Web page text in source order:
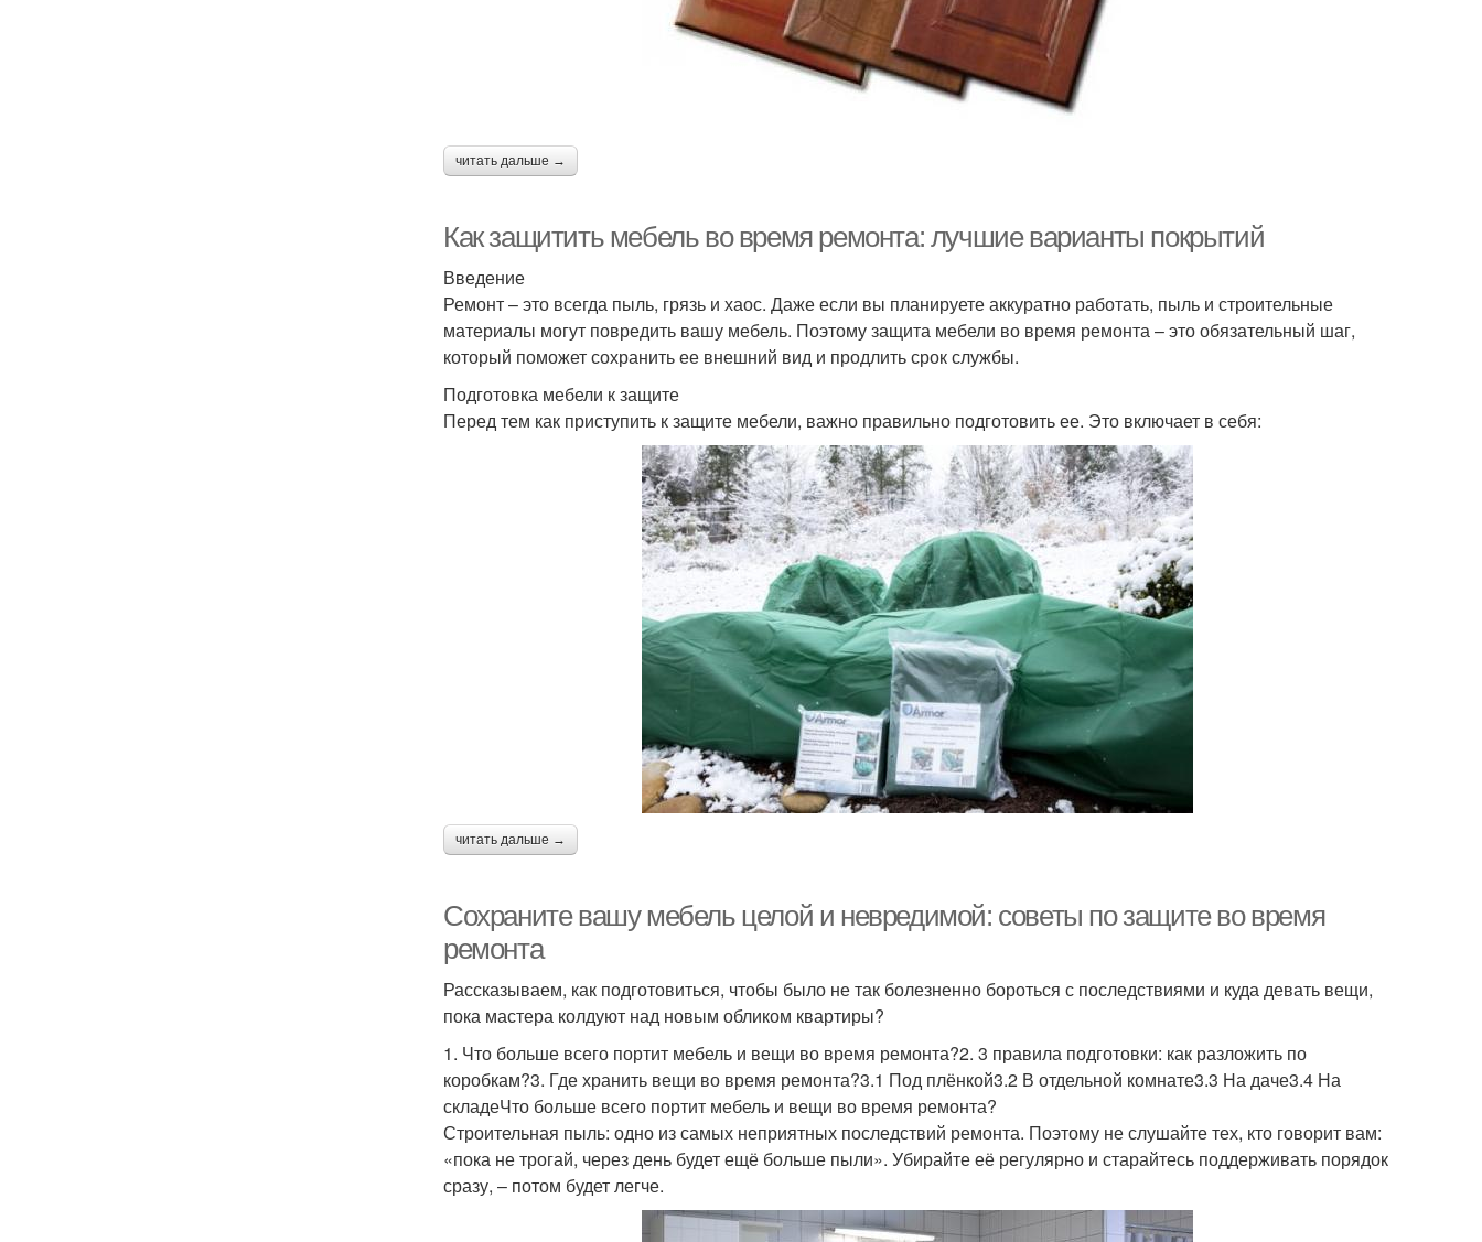
читать дальше →
Как защитить мебель во время ремонта: лучшие варианты покрытий
Введение
Ремонт – это всегда пыль, грязь и хаос. Даже если вы планируете аккуратно работать, пыль и строительные
материалы могут повредить вашу мебель. Поэтому защита мебели во время ремонта – это обязательный шаг,
который поможет сохранить ее внешний вид и продлить срок службы.
Подготовка мебели к защите
Перед тем как приступить к защите мебели, важно правильно подготовить ее. Это включает в себя:
читать дальше →
Сохраните вашу мебель целой и невредимой: советы по защите во время
ремонта
Рассказываем, как подготовиться, чтобы было не так болезненно бороться с последствиями и куда девать вещи,
пока мастера колдуют над новым обликом квартиры?
1. Что больше всего портит мебель и вещи во время ремонта?2. 3 правила подготовки: как разложить по
коробкам?3. Где хранить вещи во время ремонта?3.1 Под плёнкой3.2 В отдельной комнате3.3 На даче3.4 На
складеЧто больше всего портит мебель и вещи во время ремонта?
Строительная пыль: одно из самых неприятных последствий ремонта. Поэтому не слушайте тех, кто говорит вам:
«пока не трогай, через день будет ещё больше пыли». Убирайте её регулярно и старайтесь поддерживать порядок
сразу, – потом будет легче.